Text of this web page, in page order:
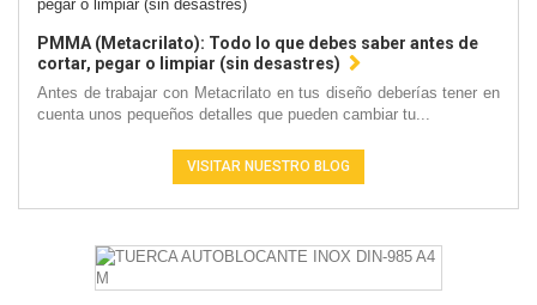
PMMA (Metacrilato): Todo lo que debes saber antes de
cortar, pegar o limpiar (sin desastres)
Antes de trabajar con Metacrilato en tus diseño deberías tener en
cuenta unos pequeños detalles que pueden cambiar tu...
VISITAR NUESTRO BLOG